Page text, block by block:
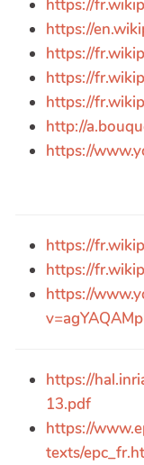
https://
https://
https://
https://
https://
http://
https://
https://
https://
https://
https://
13.pdf
https://
texts/